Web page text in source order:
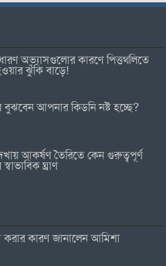
অভ্যাসগুলোর কারণে পিত্তথলিতে
ঝুঁকি বাড়ে!
বুঝবেন আপনার কিডনি নষ্ট হচ্ছে?
আকর্ষণ তৈরিতে কেন গুরুত্বপূর্ণ
ঘ্রাণ
করার কারণ জানালেন আমিশা